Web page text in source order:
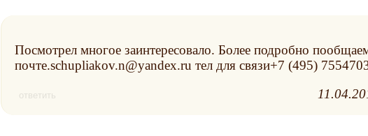
Посмотрел многое заинтересовало. Более подробно
почте.schupliakov.n@yandex.ru тел для связи+7 (495)
ответить